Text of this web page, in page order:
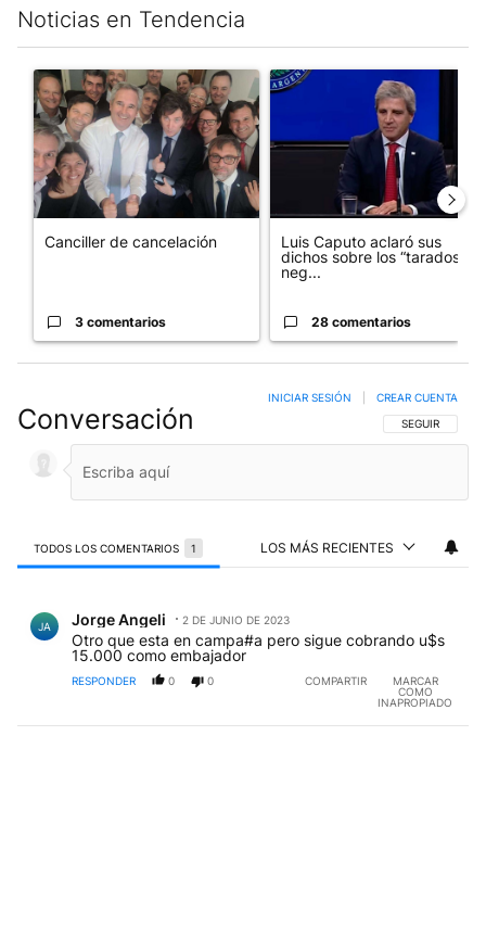
Noticias en Tendencia
Este listado muestra los artículos con más comentarios en los
Un artículo de tendencia con el título "Canciller de
Canciller de cancelación
3 comentarios
Un artículo de tendencia con
Luis Caputo aclaró sus
dichos sobre los “tarados” y
neg...
28 comentarios
Conversación SIGA ESTA
SEGUIR
INICIAR SESIÓN CREAR CUENTA
TODOS LOS COMENTARIOS 1 LOS MÁS RECIENTES
JA Jorge Angeli 2 DE JUNIO DE 2023
Otro que esta en campa#a pero sigue cobrando u$s
15.000 como embajador
RESPONDER 0 0 COMPARTIR
MARCAR
COMO
INAPROPIADO